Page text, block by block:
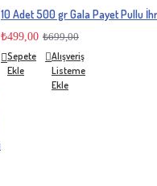
10 Adet 500 gr Gala Payet Pullu
₺499,00 ₺699,00
Sepete
Ekle
Alışveriş
Listeme
Ekle